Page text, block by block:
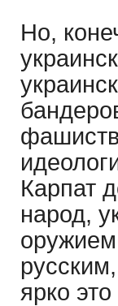
Но,
Карпат
народ,
ярко